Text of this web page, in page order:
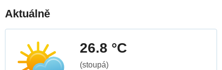
Aktuálně
26.8 °C
(stoupá)